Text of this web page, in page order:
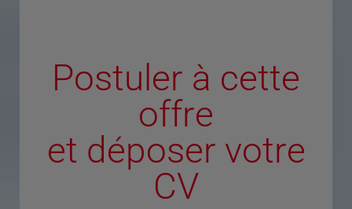
Postuler à cette
offre
et déposer votre
CV